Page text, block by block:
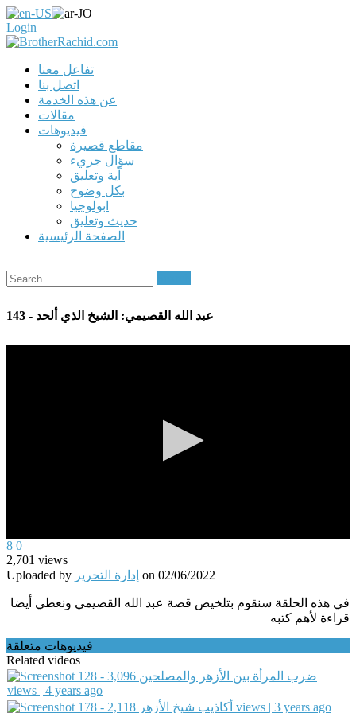
Login |
تفاعل معنا
اتصل بنا
عن هذه الخدمة
مقالات
فيديوهات
مقاطع قصيرة
سؤال جريء
آية وتعليق
بكل وضوح
ابولوجيا
حديث وتعليق
الصفحة الرئيسية
143 - عبد الله القصيمي: الشيخ الذي ألحد
0
seconds
of
0
seconds
8 0
2,701 views
Uploaded by إدارة التحرير on 02/06/2022
في هذه الحلقة سنقوم بتلخيص قصة عبد الله القصيمي ونعطي أيضا
قراءة لأهم كتبه
فيديوهات متعلقة
Related videos
128 - ضرب المرأة بين الأزهر والمصلحين 3,096
views | 4 years ago
178 - أكاذيب شيخ الأزهر 2,118 views | 3 years ago